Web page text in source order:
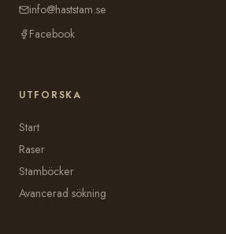
info@haststam.se
Facebook
UTFORSKA
Start
Raser
Stamböcker
Avancerad sökning